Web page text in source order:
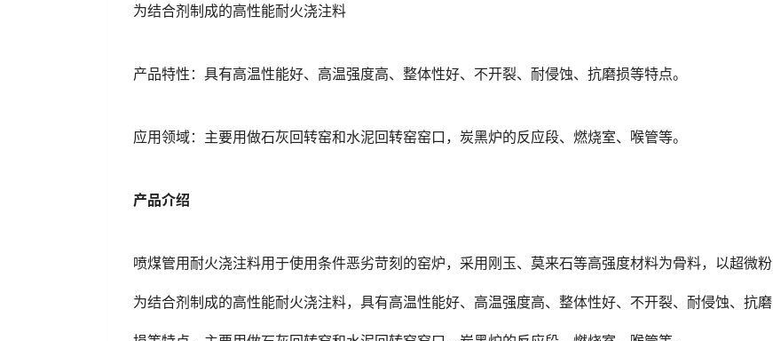
为结合剂制成的高性能耐火浇注料
产品特性：具有高温性能好、高温强度高、整体性好、不开裂、耐侵蚀、抗磨损等特点。
应用领域：主要用做石灰回转窑和水泥回转窑窑口，炭黑炉的反应段、燃烧室、喉管等。
产品介绍
喷煤管用耐火浇注料用于使用条件恶劣苛刻的窑炉，采用刚玉、莫来石等高强度材料为骨料，以超微粉
为结合剂制成的高性能耐火浇注料，具有高温性能好、高温强度高、整体性好、不开裂、耐侵蚀、抗磨